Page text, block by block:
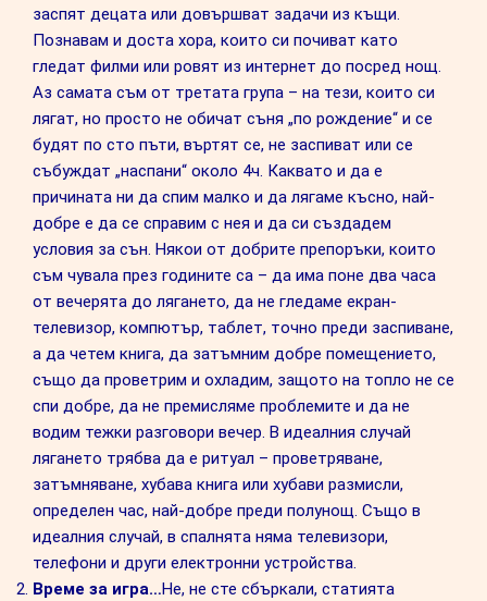
заспят децата или довършват задачи из къщи.
Познавам и доста хора, които си почиват като
гледат филми или ровят из интернет до посред нощ.
Аз самата съм от третата група – на тези, които си
лягат, но просто не обичат съня „по рождение“ и се
будят по сто пъти, въртят се, не заспиват или се
събуждат „наспани“ около 4ч. Каквато и да е
причината ни да спим малко и да лягаме късно, най-
добре е да се справим с нея и да си създадем
условия за сън. Някои от добрите препоръки, които
съм чувала през годините са – да има поне два часа
от вечерята до лягането, да не гледаме екран-
телевизор, компютър, таблет, точно преди заспиване,
а да четем книга, да затъмним добре помещението,
също да проветрим и охладим, защото на топло не се
спи добре, да не премисляме проблемите и да не
водим тежки разговори вечер. В идеалния случай
лягането трябва да е ритуал – проветряване,
затъмняване, хубава книга или хубави размисли,
определен час, най-добре преди полунощ. Също в
идеалния случай, в спалнята няма телевизори,
телефони и други електронни устройства.
Време за игра…Не, не сте сбъркали, статията